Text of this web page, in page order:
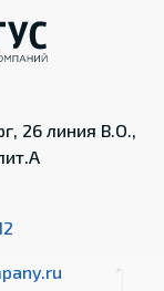
26 линия В.О.,